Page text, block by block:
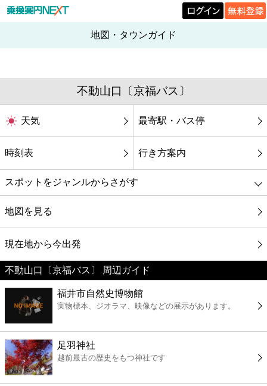
地図・タウンガイド
不動山口〔京福バス〕
天気 最寄駅・バス停
時刻表 行き方案内
スポットをジャンルからさがす
グルメ
映画
美容
コンビニ
薬局
スーパー
地図を見る
現在地から今出発
不動山口〔京福バス〕 周辺ガイド
福井市自然史博物館
実物標本、ジオラマ、映像などの展示があります。
足羽神社
越前最古の歴史をもつ神社です